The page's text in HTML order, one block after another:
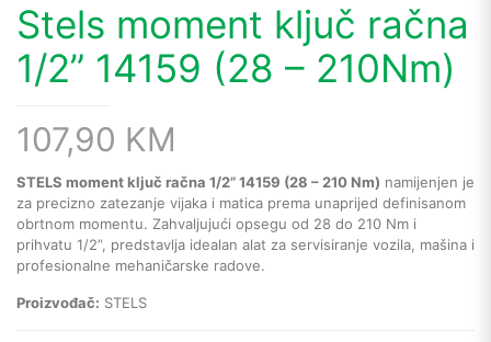
Stels moment ključ račna
1/2” 14159 (28 – 210Nm)
107,90 KM
STELS moment ključ račna 1/2” 14159 (28 – 210 Nm) namijenjen je
za precizno zatezanje vijaka i matica prema unaprijed definisanom
obrtnom momentu. Zahvaljujući opsegu od 28 do 210 Nm i
prihvatu 1/2”, predstavlja idealan alat za servisiranje vozila, mašina i
profesionalne mehaničarske radove.
Proizvođač: STELS